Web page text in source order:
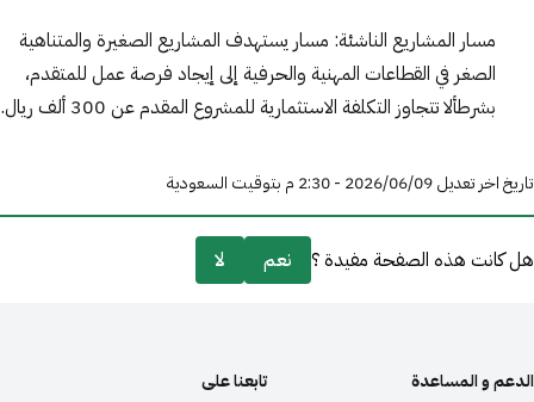
مسار المشاريع الناشئة: مسار يستهدف المشاريع الصغيرة والمتناهية
الصغر في القطاعات المهنية والحرفية إلى إيجاد فرصة عمل للمتقدم،
بشرطألا تتجاوز التكلفة الاستثمارية للمشروع المقدم عن 300 ألف ريال.
تاريخ اخر تعديل 09‏/06‏/2026 - 2:30 م بتوقيت السعودية
هل كانت هذه الصفحة مفيدة ؟ نعم لا
الدعم و المساعدة
تابعنا على